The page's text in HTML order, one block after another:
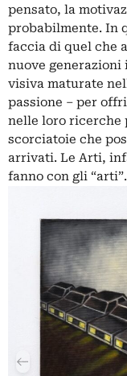
pensato, la
probabilmente. In
faccia di quel che
nuove
visiva maturate
passione – per
nelle loro ricerche
scorciatoie che
arrivati. Le Arti,
fanno con gli